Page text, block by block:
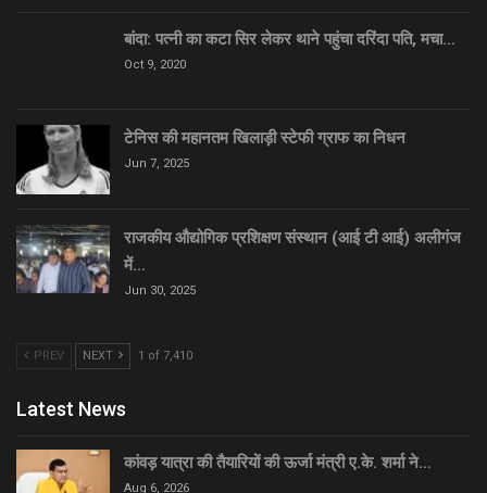
बांदा: पत्नी का कटा सिर लेकर थाने पहुंचा दरिंदा पति, मचा…
Oct 9, 2020
टेनिस की महानतम खिलाड़ी स्टेफी ग्राफ का निधन
Jun 7, 2025
राजकीय औद्योगिक प्रशिक्षण संस्थान (आई टी आई) अलीगंज
में…
Jun 30, 2025
PREV NEXT 1 of 7,410
Latest News
कांवड़ यात्रा की तैयारियों की ऊर्जा मंत्री ए.के. शर्मा ने…
Aug 6, 2026